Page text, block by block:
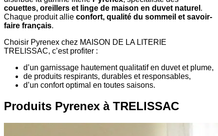
couettes, oreillers et linge de maison en duvet naturel .
Chaque produit allie confort, qualité du sommeil et savoir-
faire français.
Choisir Pyrenex chez MAISON DE LA LITERIE
TRELISSAC, c’est profiter :
d’un garnissage hautement qualitatif en duvet et plume,
de produits respirants, durables et responsables,
d’un confort optimal en toutes saisons.
Produits Pyrenex à TRELISSAC